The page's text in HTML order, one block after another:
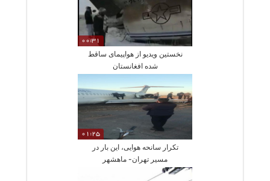
00:31
نخستین ویدیو از هواپیمای ساقط
شده افغانستان
01:25
تکرار سانحه هوایی، این بار در
مسیر تهران- ماهشهر